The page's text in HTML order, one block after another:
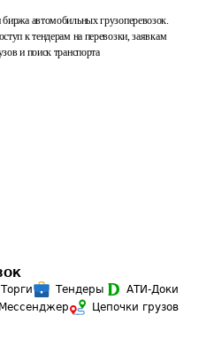
автомобильных грузоперевозок.
к тендерам на перевозки, заявкам
и поиск транспорта
Торги Тендеры
АТИ-Доки
Цепочки грузов